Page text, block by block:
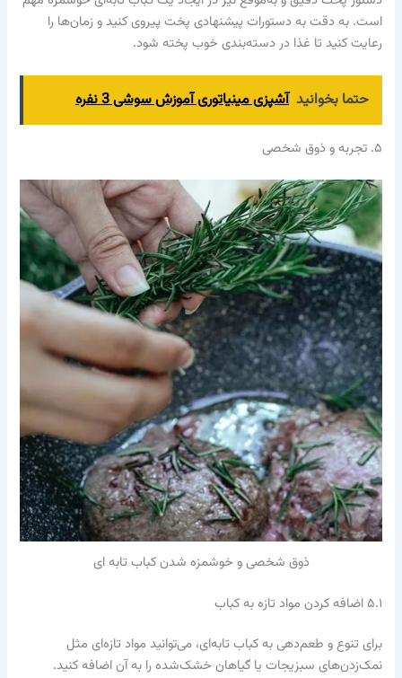
است. به دقت به دستورات پیشنهادی پخت پیروی کنید و زمان‌ها را
رعایت کنید تا غذا در دسته‌بندی خوب پخته شود.
حتما بخوانید آشپزی مینیاتوری آموزش سوشی 3 نفره
۵. تجربه و ذوق شخصی
ذوق شخصی و خوشمزه شدن کباب تابه ای
۵.۱ اضافه کردن مواد تازه به کباب
برای تنوع و طعم‌دهی به کباب تابه‌ای، می‌توانید مواد تازه‌ای مثل
نمک‌زدن‌های سبزیجات یا گیاهان خشک‌شده را به آن اضافه کنید.